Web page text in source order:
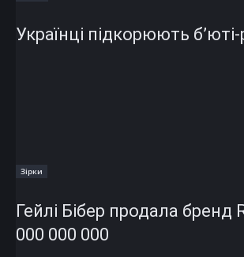
Українці підкорюють
Зірки
Гейлі Бібер продала бренд
000 000 000